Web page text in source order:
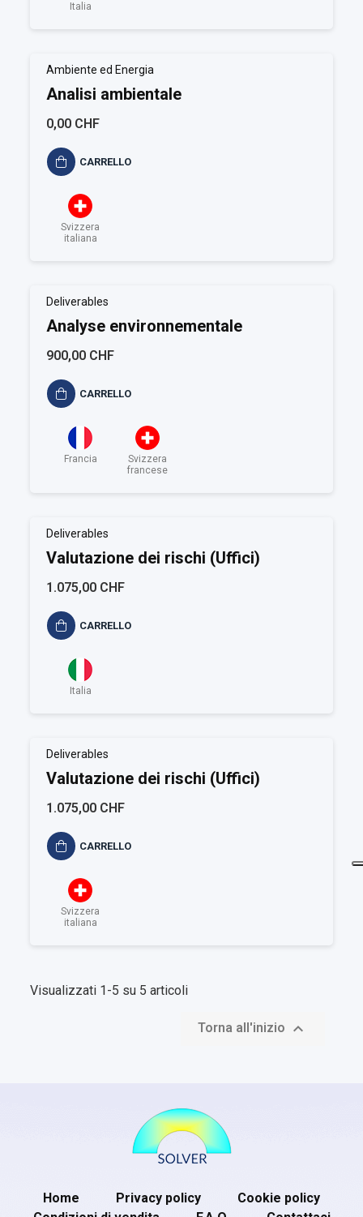
Italia
Ambiente ed Energia
Analisi ambientale
0,00 CHF
CARRELLO
Svizzera
italiana
Deliverables
Analyse environnementale
900,00 CHF
CARRELLO
Francia
Svizzera
francese
Deliverables
Valutazione dei rischi (Uffici)
1.075,00 CHF
CARRELLO
Italia
Deliverables
Valutazione dei rischi (Uffici)
1.075,00 CHF
CARRELLO
Svizzera
italiana
Visualizzati 1-5 su 5 articoli
Torna all'inizio 
Home Privacy policy
Cookie policy